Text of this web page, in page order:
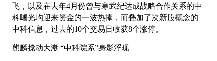
飞，以及在去年4月份曾与寒武纪达成战略合作关系的中
科曙光均迎来资金的一波热捧，而叠加了次新股概念的
中科信息，过去的10个交易日收获8个涨停。
麒麟搅动大潮 “中科院系”身影浮现